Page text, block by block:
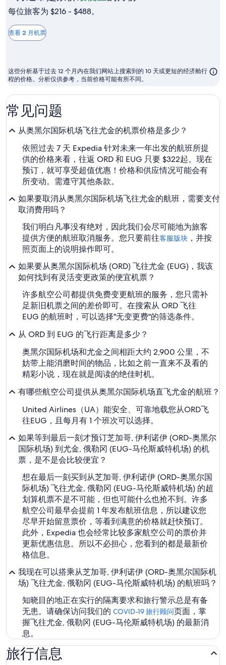
价
最
便
月
份
每位旅客为 $216 - $488。
查看 2 月机票
这些分析基于过去 12 个月内在我们网站上搜索到的 10 天或更短的经济舱行
程的价格。分析仅供参考，当前价格可能有所不同。
常见问题
从奥黑尔国际机场飞往尤金的机票价格是多少？
依照过去 7 天 Expedia 针对未来一年出发的航班所提
供的价格来看，往返 ORD 和 EUG 只要 $322起。现在
预订，就可享受超值优惠！价格和供应情况可能会有
所变动。需遵守其他条款。
如果要取消从奥黑尔国际机场飞往尤金的航班，需要支付
取消费用吗？
我们明白凡事没有绝对，因此我们会尽可能地为旅客
提供方便的航班取消服务。您只要前往客服版块 ，并按
照页面上的说明操作即可。
如果要从奥黑尔国际机场 (ORD) 飞往尤金 (EUG)，我该
如何找到有灵活变更政策的便宜机票？
许多航空公司都提供免费变更航班的服务，您只需补
足新旧机票之间的差价即可。在搜索从 ORD 飞往
EUG 的航班时，可以选择"无变更费"的筛选条件。
从 ORD 到 EUG 的飞行距离是多少？
奥黑尔国际机场和尤金之间相距大约 2,900 公里，不
妨带上能消磨时间的物品，比如之前一直来不及看的
精彩小说，现在就是阅读的绝佳时机。
有哪些航空公司提供从奥黑尔国际机场直飞尤金的航班？
United Airlines（UA）能安全、可靠地载您从ORD飞
往EUG，且每月有 1 个班次可以选择。
如果等到最后一刻才预订芝加哥, 伊利诺伊 (ORD-奥黑尔
国际机场) 到尤金, 俄勒冈 (EUG-马伦斯威特机场) 的机
票，是不是会比较便宜？
想在最后一刻买到从芝加哥, 伊利诺伊 (ORD-奥黑尔国
际机场) 飞往尤金, 俄勒冈 (EUG-马伦斯威特机场) 的超
划算机票不是不可能，但也可能什么也抢不到。许多
航空公司最早会提前 1 年发布航班信息，所以建议您
尽早开始留意票价，等看到满意的价格就赶快预订。
此外，Expedia 也会经常比较多家航空公司的票价并
更新优惠信息。所以不必担心，您看到的都是最新价
格信息。
我现在可以搭乘从芝加哥, 伊利诺伊 (ORD-奥黑尔国际机
场) 飞往尤金, 俄勒冈 (EUG-马伦斯威特机场) 的航班吗？
知晓目的地正在实行的隔离要求和旅行警示总是有备
无患。请确保访问我们的 COVID-19 旅行顾问页面，掌
握飞往尤金, 俄勒冈 (EUG-马伦斯威特机场) 的最新消
息。
旅行信息